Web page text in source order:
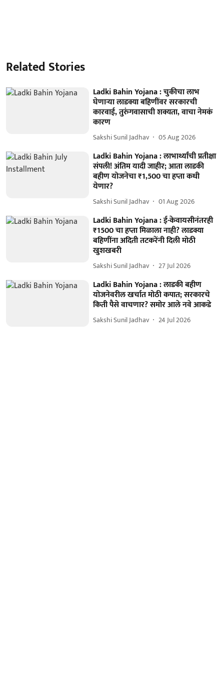
Related Stories
Ladki Bahin Yojana : चुकीचा लाभ
घेणार्‍या लाडक्या बहि‍णींवर सरकारची
कारवाई, तुरुंगवासाची शक्यता, वाचा नेमकं
कारण
Sakshi Sunil Jadhav 05 Aug 2026
Ladki Bahin Yojana : लाभार्थ्यांची प्रतीक्षा
संपली! अंतिम यादी जाहीर; आता लाडकी
बहीण योजनेचा ₹1,500 चा हप्ता कधी
येणार?
Sakshi Sunil Jadhav 01 Aug 2026
Ladki Bahin Yojana : ई-केवायसीनंतरही
₹1500 चा हप्ता मिळाला नाही? लाडक्या
बहिणींना अदिती तटकरेंनी दिली मोठी
खुशखबरी
Sakshi Sunil Jadhav 27 Jul 2026
Ladki Bahin Yojana : लाडकी बहीण
योजनेवरील खर्चात मोठी कपात; सरकारचे
किती पैसे वाचणार? समोर आले नवे आकडे
Sakshi Sunil Jadhav 24 Jul 2026